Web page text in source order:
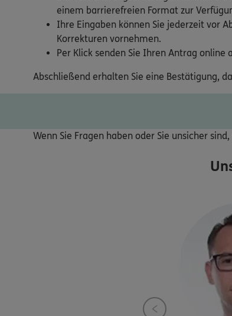
einem barrierefreien Format zur
Ihre Eingaben können Sie jederzeit vor
Korrekturen vornehmen.
Per Klick senden Sie Ihren Antrag online
Abschließend erhalten Sie eine Bestätigung,
Wenn Sie Fragen haben oder Sie unsicher